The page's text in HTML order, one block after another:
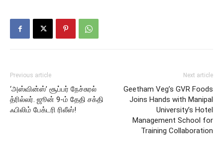
Previous article
‘அஸ்வின்ஸ்’ சூப்பர் நேச்சுரல்
த்ரில்லர். ஜூன் 9-ம் தேதி சக்தி
ஃபிலிம் பேக்டரி ரிலீஸ்!
Next article
Geetham Veg’s GVR Foods
Joins Hands with Manipal
University’s Hotel
Management School for
Training Collaboration